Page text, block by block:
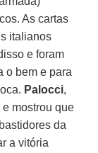
As cartas
italianos
e foram
o bem e para
Palocci,
mostrou que
da
a vitória